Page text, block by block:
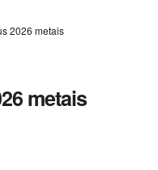
2026 metais
metais